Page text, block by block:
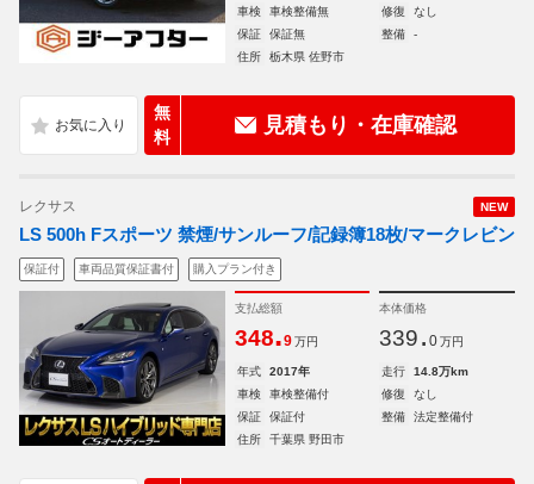
車検
車検整備無 修復
なし
保証
保証無 整備
-
住所
栃木県 佐野市
無
料
見積もり・在庫確認
NEW
レクサス
LS 500h Fスポーツ 禁煙/サンルーフ/記録簿18枚/マークレビン
保証付 車両品質保証書付 購入プラン付き
支払総額
348.9 万円
本体価格
339. 0 万円
年式 2017年 走行
14.8万km
車検
車検整備付 修復
なし
保証
保証付 整備
法定整備付
住所
千葉県 野田市